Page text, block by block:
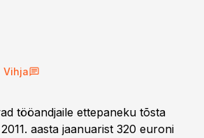
Vihja
tööandjaile ettepaneku tõsta
aasta jaanuarist 320 euroni